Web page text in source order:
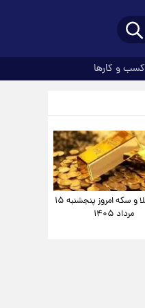
کسب و کارها
قیمت طلا و سکه امروز پنجشنبه ۱۵
مرداد ۱۴۰۵